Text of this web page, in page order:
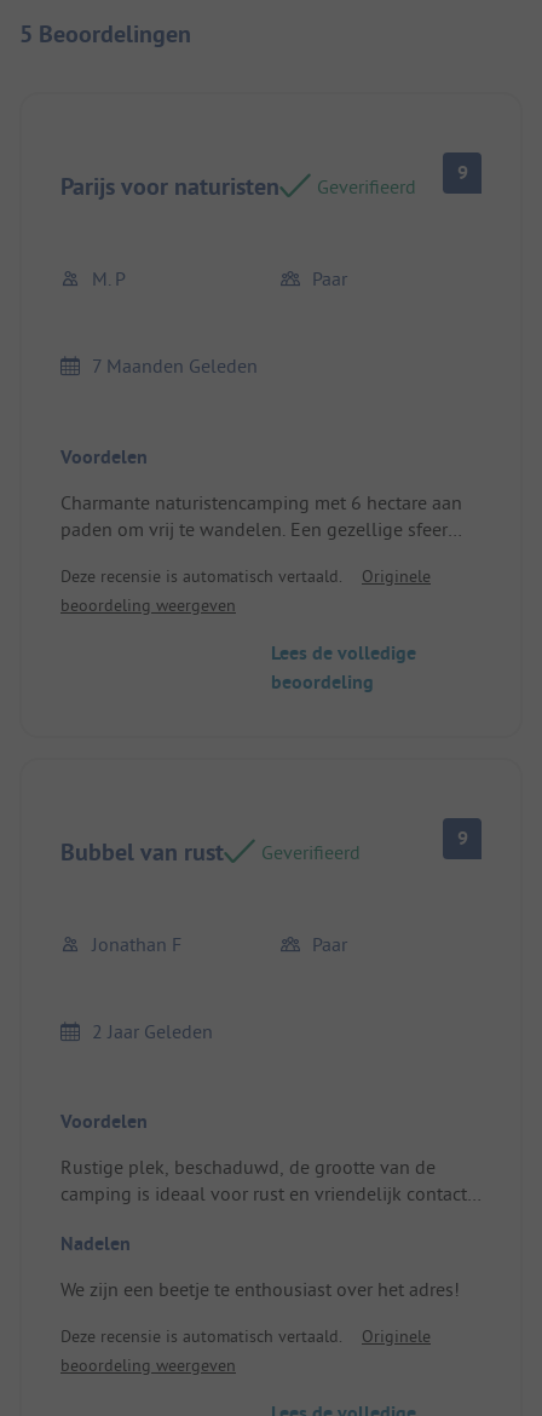
5 Beoordelingen
Parijs voor naturisten Geverifieerd
9
M. P Paar
7 Maanden Geleden
Voordelen
Charmante naturistencamping met 6 hectare aan
paden om vrij te wandelen. Een gezellige sfeer
waaronder Fransen, Nederlanders en Engelsen.
Onberispelijk schone sanitaire voorzieningen.
Deze recensie is automatisch vertaald.
Originele
beoordeling weergeven
Lees de volledige
beoordeling
Bubbel van rust Geverifieerd
9
Jonathan F Paar
2 Jaar Geleden
Voordelen
Rustige plek, beschaduwd, de grootte van de
camping is ideaal voor rust en vriendelijk contact.
mensen. Het plezier van kamperen in de natuur
camping met zorg. Grote, goed onderhouden
natuurgebieden.
Plaats/Huuraccommodatie: De ruimte, het uitzicht.
Nadelen
We zijn een beetje te enthousiast over het adres!
Deze recensie is automatisch vertaald.
Originele
beoordeling weergeven